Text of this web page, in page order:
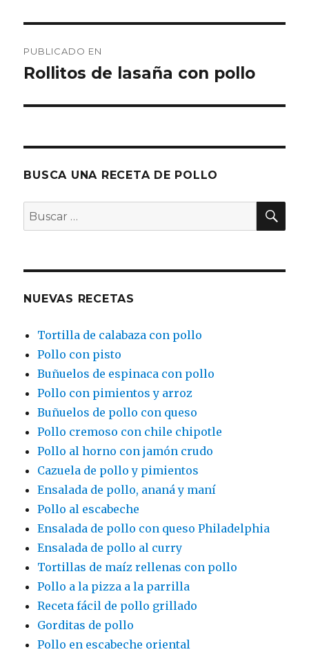
de
PUBLICADO EN
Rollitos de lasaña con pollo
BUSCA UNA RECETA DE POLLO
Buscar
por:
NUEVAS RECETAS
Tortilla de calabaza con pollo
Pollo con pisto
Buñuelos de espinaca con pollo
Pollo con pimientos y arroz
Buñuelos de pollo con queso
Pollo cremoso con chile chipotle
Pollo al horno con jamón crudo
Cazuela de pollo y pimientos
Ensalada de pollo, ananá y maní
Pollo al escabeche
Ensalada de pollo con queso Philadelphia
Ensalada de pollo al curry
Tortillas de maíz rellenas con pollo
Pollo a la pizza a la parrilla
Receta fácil de pollo grillado
Gorditas de pollo
Pollo en escabeche oriental